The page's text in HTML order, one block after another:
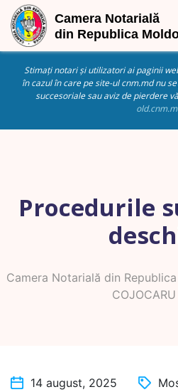
Stimați notari și utilizatori ai paginii
în cazul în care pe site-ul cnm.md nu
succesoriale sau aviz de pierdere
Procedurile
Camera Notarială din
14 august, 2025